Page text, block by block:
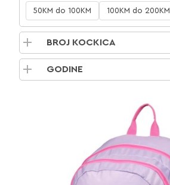
50KM do 100KM 100KM do 200KM
BROJ KOCKICA
GODINE